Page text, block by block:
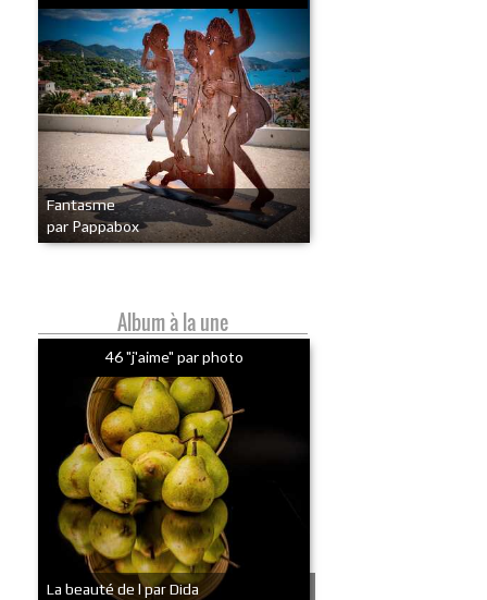
Fantasme
par Pappabox
Album à la une
46 "j'aime" par photo
La beauté de l par Dida